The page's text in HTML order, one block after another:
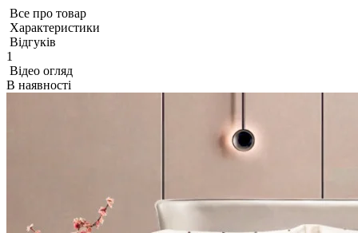
Все про товар
Характеристики
Відгуків
1
Відео огляд
В наявності